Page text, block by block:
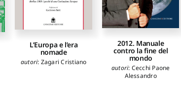
L’Europa e l’era
nomade
autori: Zagari Cristiano
2012. Manuale
contro la fine del
mondo
autori: Cecchi Paone
Alessandro